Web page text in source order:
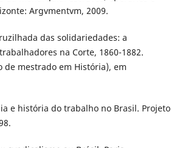
Argvmentvm, 2009.
das solidariedades: a
na Corte, 1860-1882.
de mestrado em História), em
e história do trabalho no Brasil. Projeto